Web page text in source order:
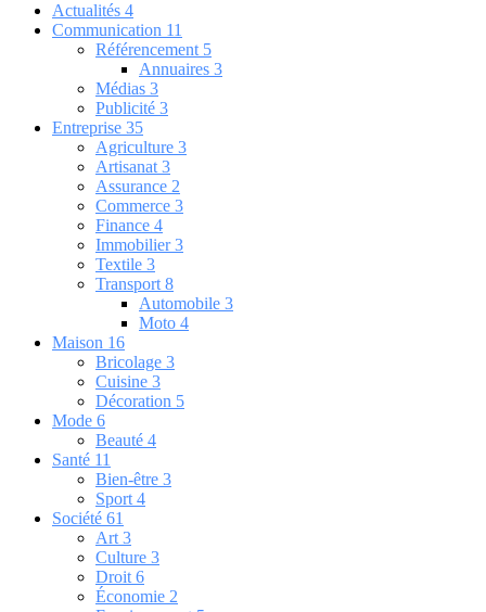
Actualités 4
Communication 11
Référencement 5
Annuaires 3
Médias 3
Publicité 3
Entreprise 35
Agriculture 3
Artisanat 3
Assurance 2
Commerce 3
Finance 4
Immobilier3
Textile 3
Transport 8
Automobile 3
Moto 4
Maison 16
Bricolage 3
Cuisine 3
Décoration 5
Mode 6
Beauté 4
Santé 11
Bien-être 3
Sport 4
Société 61
Art 3
Culture 3
Droit 6
Économie 2